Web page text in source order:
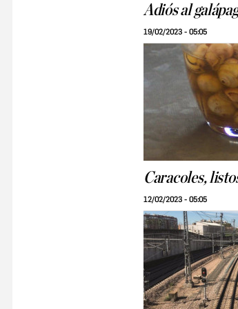
Adiós al
19/02/2023 - 05:05
Caracoles,
12/02/2023 - 05:05